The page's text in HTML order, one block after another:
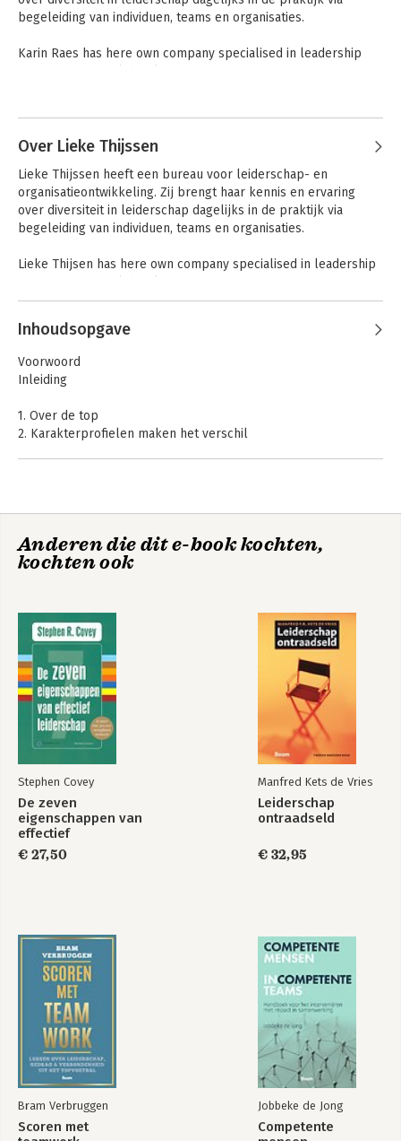
begeleiding van individuen, teams en organisaties.
Karin Raes has here own company specialised in leadership
The English website is http://www.makingittotheboard.com
Karin Raes heeft een website op http://opkarakternaardetop.nl
Op karakter naar
Bekijk alle boeken
Over Lieke Thijssen
Lieke Thijssen heeft een bureau voor leiderschap- en
organisatieontwikkeling. Zij brengt haar kennis en ervaring
over diversiteit in leiderschap dagelijks in de praktijk via
begeleiding van individuen, teams en organisaties.
Lieke Thijsen has here own company specialised in leadership
knowledge of and experience with diversity in leadership into
The English website is
Andere boeken door Lieke Thijssen
Op karakter naar
de top!
Bekijk alle boeken
Inhoudsopgave
Voorwoord
Inleiding
1. Over de top
2. Karakterprofielen maken het verschil
Nawoord
Over de auteurs
Lijst van organisaties
Anderen die dit e-book kochten,
kochten ook
Stephen Covey
De zeven
eigenschappen van
effectief
leiderschap
€ 27,50
Manfred Kets de Vries
Leiderschap
ontraadseld
€ 32,95
Bram Verbruggen
Scoren met
Jobbeke de Jong
Competente